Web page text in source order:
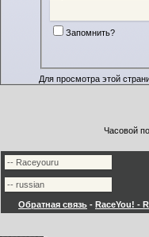
Запомнить?
Для просмотра этой
Часовой
Обратная связь - RaceYou! -